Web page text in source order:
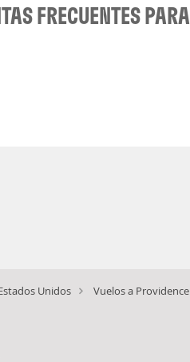
FRECUENTES
Unidos Vuelos a Providence